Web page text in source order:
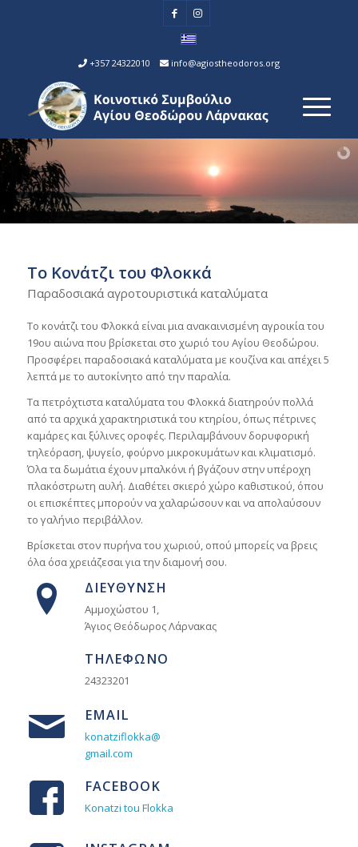
+357 24322010 info@agiostheodoros.org
Το Κονάτζι του Φλοκκά
Παραδοσιακά αγροτουριστικά καταλύματα
Το κονάτζι του Φλοκκά είναι μια ανακαινισμένη αγροικία του
19ου αιώνα που βρίσκεται στο χωριό του Αγίου Θεοδώρου.
Προσφέρει παραδοσιακά καταλύματα με κουζίνα και απέχει 5
λεπτά με το αυτοκίνητο από την παραλία.
Τα πετρόχτιστα καταλύματα του Φλοκκά διατηρούν πολλά
από τα αρχικά χαρακτηριστικά του κτηρίου, όπως πέτρινες
καμάρες και ξύλινες οροφές. Περιλαμβάνουν δορυφορική
τηλεόραση, ψυγείο, φούρνο μικροκυμάτων και κλιματισμό.
Όλα τα δωμάτια έχουν μπαλκόνι ή βγάζουν στην υπέροχη
πλακόστρωτη αυλή. Διαθέτει σκιερό χώρο καθιστικού, όπου
οι επισκέπτες μπορούν να χαλαρώσουν και να απολαύσουν
το γαλήνιο περιβάλλον.
Βρίσκεται στον πυρήνα του χωριού, οπού μπορείς να βρεις
όλα όσα χρειάζεσαι για την διαμονή σου.
ΔΙΕΥΘΥΝΣΗ
Αμμοχώστου 1,
Άγιος Θεόδωρος Λάρνακας
ΤΗΛΕΦΩΝΟ
24323201
EMAIL
konatziflokka@
gmail.com
FACEBOOK
Konatzi tou Flokka